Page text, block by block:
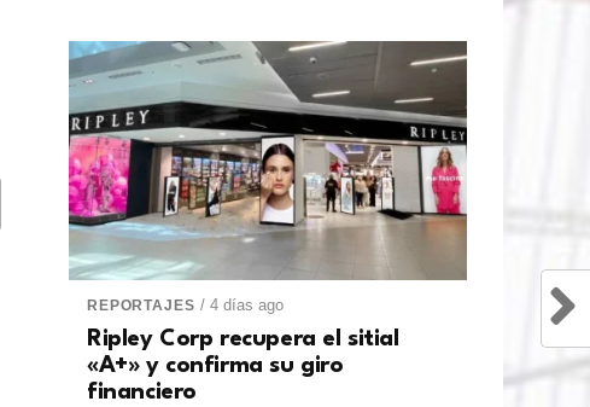
REPORTAJES / 4 días ago
Ripley Corp recupera el sitial
«A+» y confirma su giro
financiero